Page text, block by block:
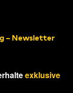
– Newsletter
exklusive